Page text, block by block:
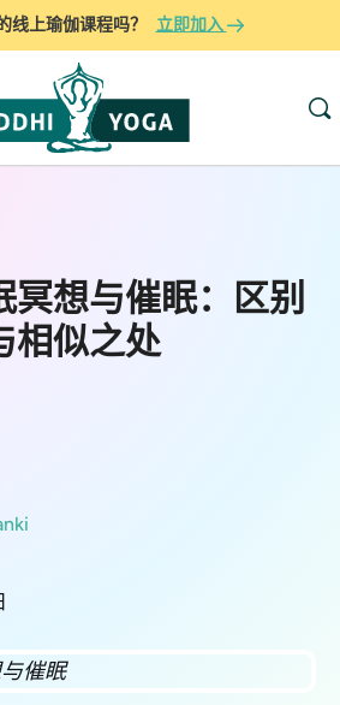
线上瑜伽课程吗？ 立即加入
冥想与催眠：区别
相似之处